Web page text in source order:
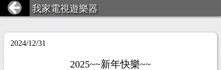
我家電視遊樂器
2024/12/31
2025~~新年快樂~~